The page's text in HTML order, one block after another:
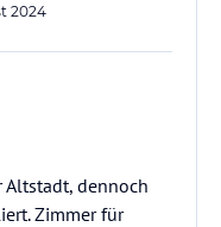
2024
dennoch
Zimmer für